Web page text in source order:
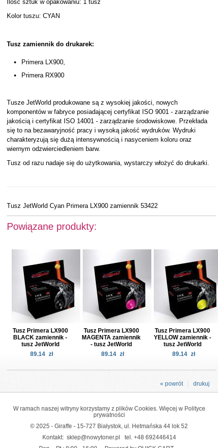
Ilość sztuk w opakowaniu: 1 tusz
Kolor tuszu: CYAN
Tusz zamiennik do drukarek:
Primera LX900,
Primera RX900
Tusze JetWorld produkowane są z wysokiej jakości, nowych
komponentów w fabryce posiadającej certyfikat ISO 9001 - zarządzanie
jakością i certyfikat ISO 14001 - zarządzanie środowiskowe. Przekłada
się to na bezawaryjność pracy i wysoką jakość wydruków. Wydruki
charakteryzują się dużą intensywnością i nasyceniem koloru oraz
wiernym odzwierciedleniem barw.
Tusz od razu nadaje się do użytkowania, wystarczy włożyć do drukarki.
Tusz JetWorld Cyan Primera LX900 zamiennik 53422
Powiązane produkty:
Tusz Primera LX900
BLACK zamiennik -
tusz JetWorld
89.14 zł
Tusz Primera LX900
MAGENTA zamiennik
- tusz JetWorld
89.14 zł
Tusz Primera LX900
YELLOW zamiennik -
tusz JetWorld
89.14 zł
drukuj
« powrót
W ramach naszej witryny korzystamy z plików Cookies. Więcej w Polityce
prywatności
© 2025 - Giraffe - 15-727 Białystok, ul. Hetmańska 44 lok 52
Kontakt: sklep@nowytoner.pl tel. +48 692446414